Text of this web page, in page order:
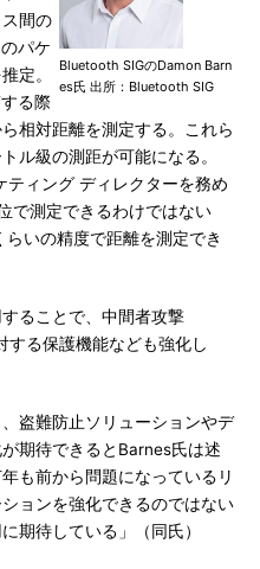
Bluetooth SIGのDamon Barn
es氏 出所：Bluetooth SIG
間の
パケ
定。
る際
相対距離を測定する。これら
ル級の測距が可能になる。
ィング ディレクターを務め
で測定できるわけではない
いの精度で距離を測定でき
ることで、中間者攻撃
する保護機能なども強化し
盗難防止ソリューションやデ
期待できるとBarnes氏は述
も前から問題になっているリ
ョンを強化できるのではない
期待している」（同氏）